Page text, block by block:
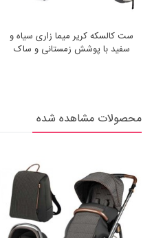
ست کالسکه کریر میما زاری سیاه و
سفید با پوشش زمستانی و ساک
محصولات مشاهده شده